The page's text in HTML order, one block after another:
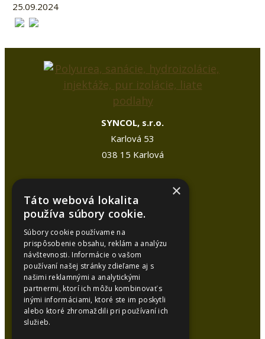
25.09.2024
SYNCOL, s.r.o.
Karlová 53
038 15 Karlová
Tel.:+421 948 626 051
Tel.: +421 905 448 872
E-mail:syncol@syncol.sk
www.pur-izolacie.sk
×
Táto webová lokalita
používa súbory cookie.
Súbory cookie používame na
prispôsobenie obsahu, reklám a analýzu
návštevnosti. Informácie o vašom
používaní našej stránky zdieľame aj s
našimi reklamnými a analytickými
partnermi, ktorí ich môžu kombinovať s
inými informáciami, ktoré ste im poskytli
alebo ktoré zhromaždili pri používaní ich
služieb.